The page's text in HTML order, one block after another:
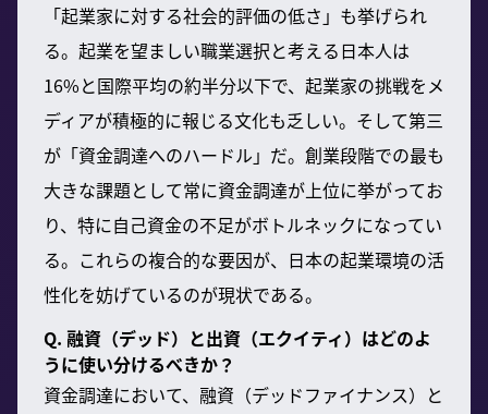
「起業家に対する社会的評価の低さ」も挙げられ
る。起業を望ましい職業選択と考える日本人は
16%と国際平均の約半分以下で、起業家の挑戦をメ
ディアが積極的に報じる文化も乏しい。そして第三
が「資金調達へのハードル」だ。創業段階での最も
大きな課題として常に資金調達が上位に挙がってお
り、特に自己資金の不足がボトルネックになってい
る。これらの複合的な要因が、日本の起業環境の活
性化を妨げているのが現状である。
Q. 融資（デッド）と出資（エクイティ）はどのよ
うに使い分けるべきか？
資金調達において、融資（デッドファイナンス）と